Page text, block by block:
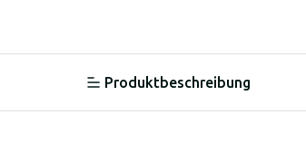
Produktbeschreibung